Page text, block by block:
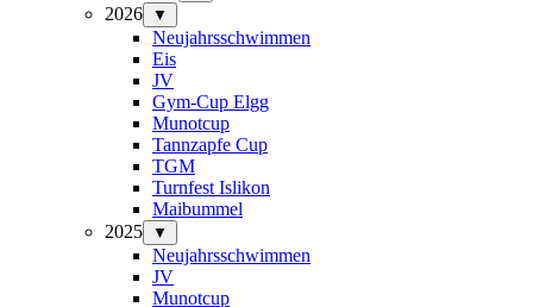
2026 ▼
Neujahrsschwimmen
Eis
JV
Gym-Cup Elgg
Munotcup
Tannzapfe Cup
TGM
Turnfest Islikon
Maibummel
2025
▼
Neujahrsschwimmen
JV
Munotcup